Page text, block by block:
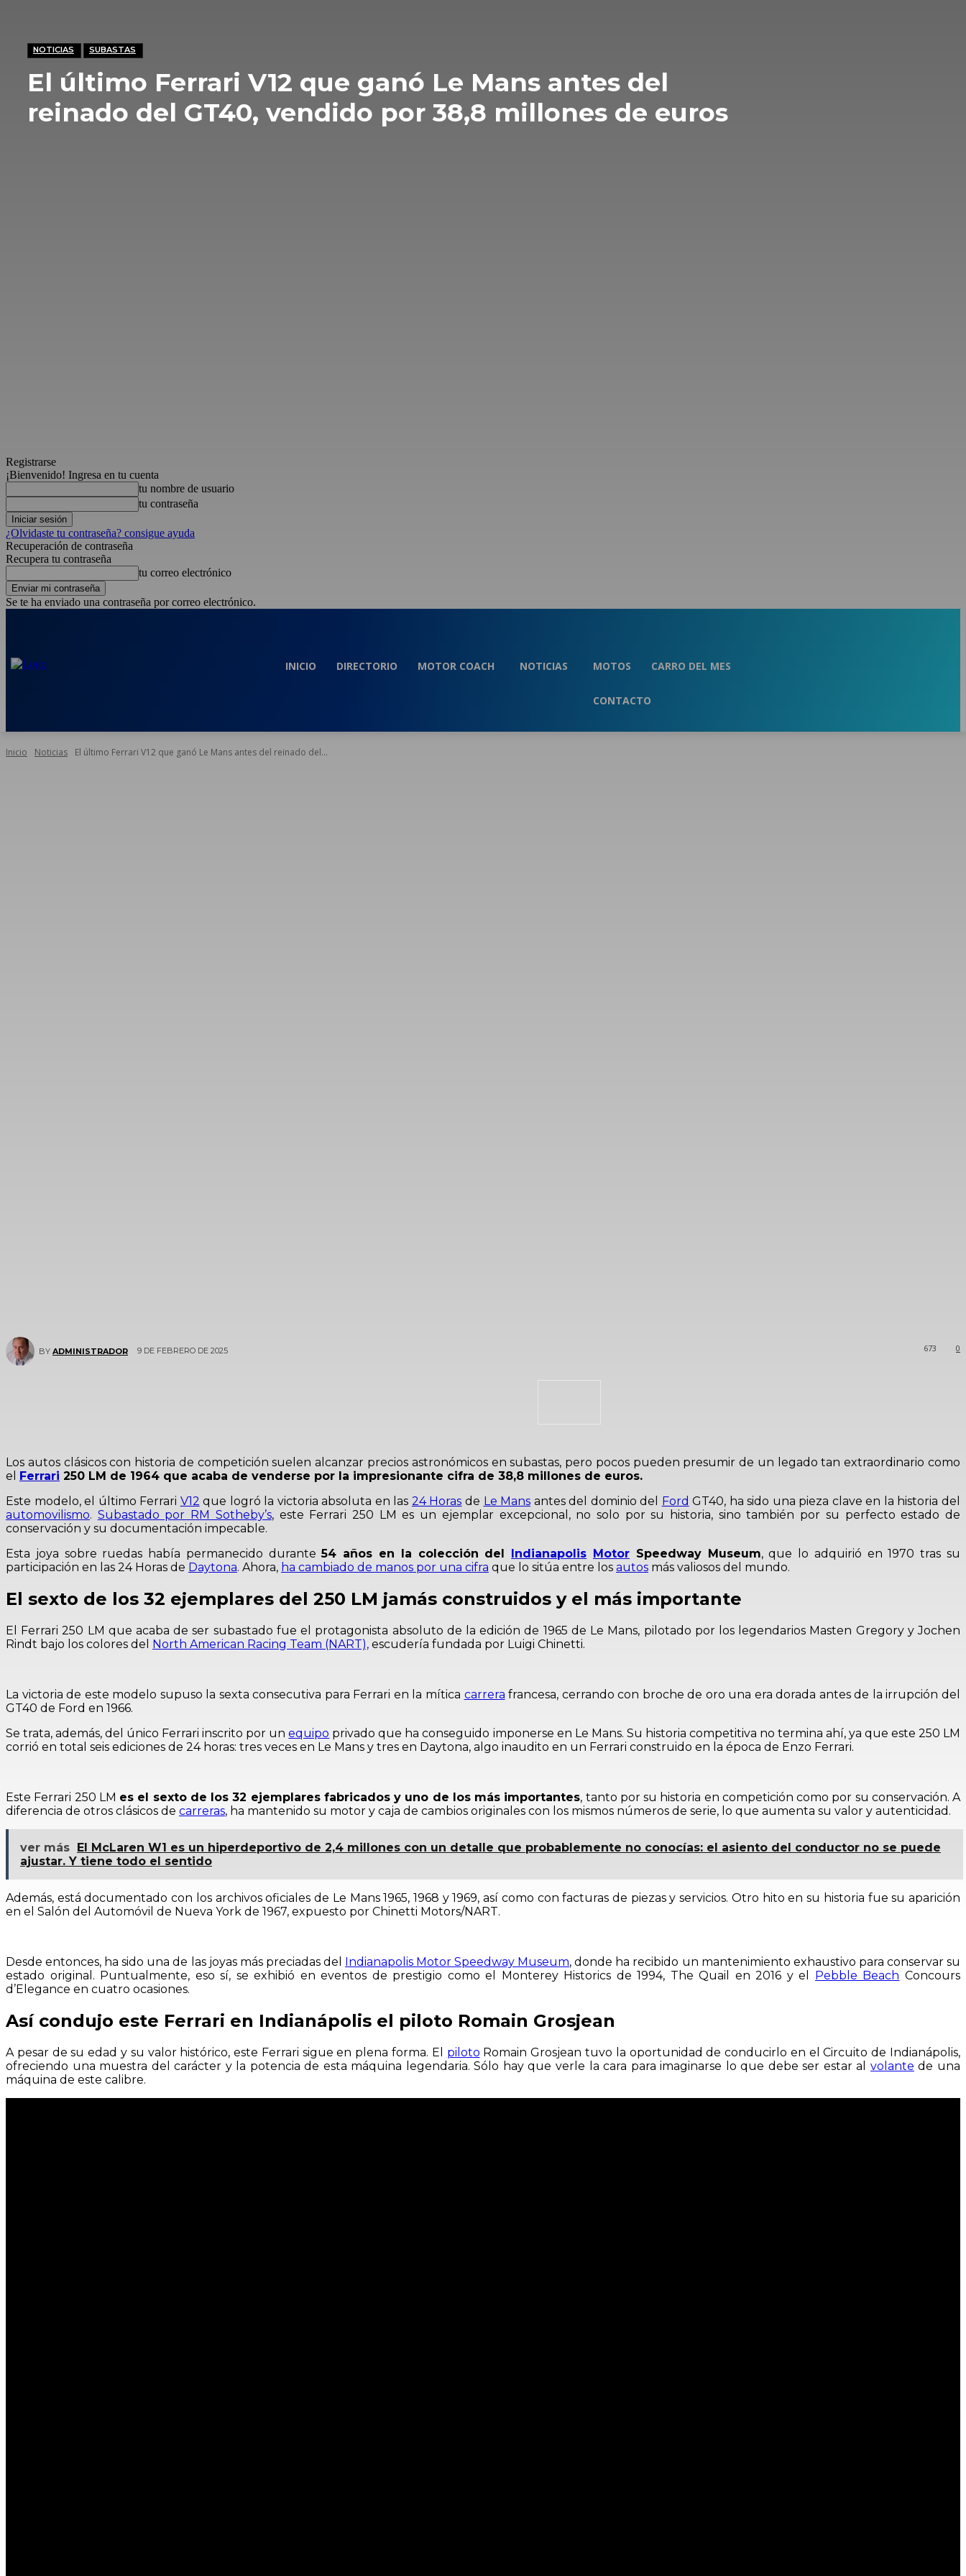
Registrarse
¡Bienvenido! Ingresa en tu cuenta
tu nombre de usuario
tu contraseña
¿Olvidaste tu contraseña? consigue ayuda
Recuperación de contraseña
Recupera tu contraseña
tu correo electrónico
Se te ha enviado una contraseña por correo electrónico.
INICIO DIRECTORIO MOTOR COACH NOTICIAS MOTOS CARRO DEL MES
CONTACTO
Inicio Noticias El último Ferrari V12 que ganó Le Mans antes del reinado del...
NOTICIAS SUBASTAS
El último Ferrari V12 que ganó Le Mans antes del
reinado del GT40, vendido por 38,8 millones de euros
BY ADMINISTRADOR 9 DE FEBRERO DE 2025 0
673
Los autos clásicos con historia de competición suelen alcanzar precios astronómicos en subastas, pero pocos pueden presumir de un legado tan extraordinario como
el Ferrari 250 LM de 1964 que acaba de venderse por la impresionante cifra de 38,8 millones de euros.
Este modelo, el último Ferrari V12 que logró la victoria absoluta en las 24 Horas de Le Mans antes del dominio del Ford GT40, ha sido una pieza clave en la historia del
automovilismo. Subastado por RM Sotheby’s, este Ferrari 250 LM es un ejemplar excepcional, no solo por su historia, sino también por su perfecto estado de
conservación y su documentación impecable.
Esta joya sobre ruedas había permanecido durante54 años en la colección del Indianapolis MotorSpeedway Museum, que lo adquirió en 1970 tras su
participación en las 24 Horas de Daytona. Ahora, ha cambiado de manos por una cifra que lo sitúa entre los autos más valiosos del mundo.
El sexto de los 32 ejemplares del 250 LM jamás construidos y el más importante
El Ferrari 250 LM que acaba de ser subastado fue el protagonista absoluto de la edición de 1965 de Le Mans, pilotado por los legendarios Masten Gregory y Jochen
Rindt bajo los colores del North American Racing Team (NART), escudería fundada por Luigi Chinetti.
La victoria de este modelo supuso la sexta consecutiva para Ferrari en la mítica carrera francesa, cerrando con broche de oro una era dorada antes de la irrupción del
GT40 de Ford en 1966.
Se trata, además, del único Ferrari inscrito por unequipo privado que ha conseguido imponerse en Le Mans. Su historia competitiva no termina ahí, ya que este 250 LM
corrió en total seis ediciones de 24 horas: tres veces en Le Mans y tres en Daytona, algo inaudito en un Ferrari construido en la época de Enzo Ferrari.
Este Ferrari 250 LM es el sexto de los 32 ejemplares fabricados y uno de los más importantes, tanto por su historia en competición como por su conservación. A
diferencia de otros clásicos de carreras, ha mantenido su motor y caja de cambios originales con los mismos números de serie, lo que aumenta su valor y autenticidad.
ver más El McLaren W1 es un hiperdeportivo de 2,4 millones con un detalle que probablemente no conocías: el asiento del conductor no se puede
ajustar. Y tiene todo el sentido
Además, está documentado con los archivos oficiales de Le Mans 1965, 1968 y 1969, así como con facturas de piezas y servicios. Otro hito en su historia fue su aparición
en el Salón del Automóvil de Nueva York de 1967, expuesto por Chinetti Motors/NART.
Desde entonces, ha sido una de las joyas más preciadas del Indianapolis Motor Speedway Museum, donde ha recibido un mantenimiento exhaustivo para conservar su
estado original. Puntualmente, eso sí, se exhibió en eventos de prestigio como el Monterey Historics de 1994, The Quail en 2016 y el Pebble Beach Concours
d’Elegance en cuatro ocasiones.
Así condujo este Ferrari en Indianápolis el piloto Romain Grosjean
A pesar de su edad y su valor histórico, este Ferrari sigue en plena forma. El piloto Romain Grosjean tuvo la oportunidad de conducirlo en el Circuito de Indianápolis,
ofreciendo una muestra del carácter y la potencia de esta máquina legendaria. Sólo hay que verle la cara para imaginarse lo que debe ser estar al volante de una
máquina de este calibre.